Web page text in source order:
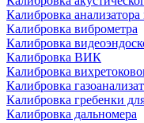
Калибровка
Калибровка виброметра
Калибровка
Калибровка ВИК
Калибровка
Калибровка
Калибровка гребенки
Калибровка дальномера